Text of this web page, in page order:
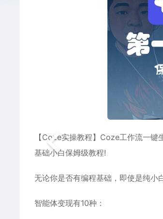
【Coze实操教程】Coze工作流一
基础小白保姆级教程!
无论你是否有编程基础，即使是纯小
智能体变现有10种：